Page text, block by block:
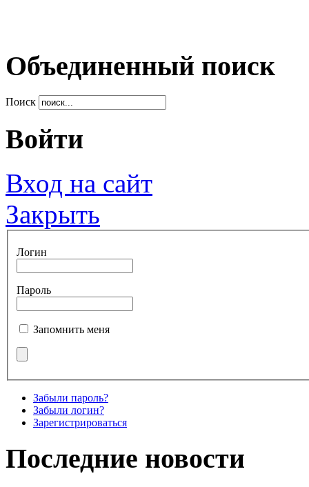
Объединенный поиск
Поиск
Войти
Вход на сайт
Закрыть
Логин
Пароль
Запомнить меня
Забыли пароль?
Забыли логин?
Зарегистрироваться
Последние новости